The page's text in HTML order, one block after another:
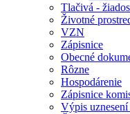
Tlačivá -
Životné
VZN
Zápisnice
Obecné
Rôzne
Hospodárenie
Zápisnice
Výpis